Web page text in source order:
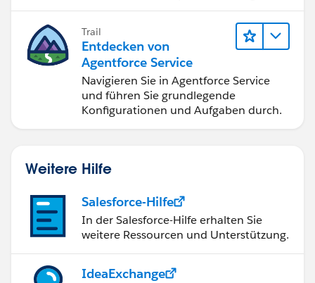
Trail
Entdecken von
Agentforce Service
Navigieren Sie in Agentforce Service
und führen Sie grundlegende
Konfigurationen und Aufgaben durch.
Weitere Hilfe
Salesforce-Hilfe
In der Salesforce-Hilfe erhalten Sie
weitere Ressourcen und Unterstützung.
IdeaExchange